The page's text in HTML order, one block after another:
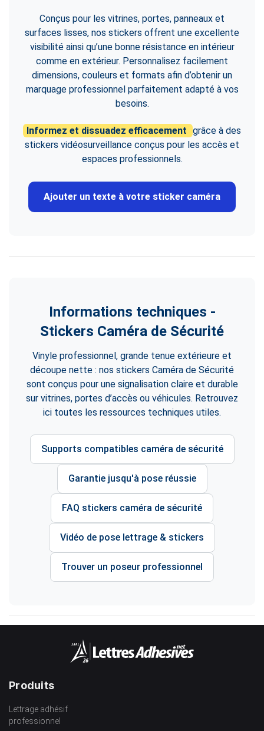
Conçus pour les vitrines, portes, panneaux et
surfaces lisses, nos stickers offrent une excellente
visibilité ainsi qu’une bonne résistance en intérieur
comme en extérieur. Personnalisez facilement
dimensions, couleurs et formats afin d’obtenir un
marquage professionnel parfaitement adapté à vos
besoins.
Informez et dissuadez efficacement grâce à des
stickers vidéosurveillance conçus pour les accès et
espaces professionnels.
Ajouter un texte à votre sticker caméra
Informations techniques -
Stickers Caméra de Sécurité
Vinyle professionnel, grande tenue extérieure et
découpe nette : nos stickers Caméra de Sécurité
sont conçus pour une signalisation claire et durable
sur vitrines, portes d’accès ou véhicules. Retrouvez
ici toutes les ressources techniques utiles.
Supports compatibles caméra de sécurité
Garantie jusqu'à pose réussie
FAQ stickers caméra de sécurité
Vidéo de pose lettrage & stickers
Trouver un poseur professionnel
Produits
Lettrage adhésif
professionnel